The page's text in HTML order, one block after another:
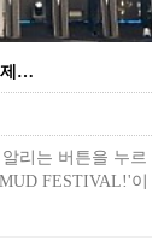
제…
리는 버튼을 누르
FESTIVAL!'이